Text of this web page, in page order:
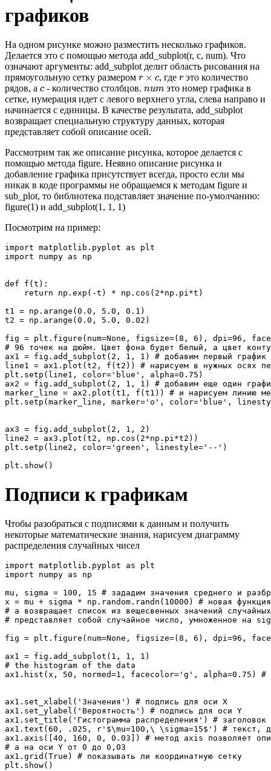
графиков
На одном рисунке можно разместить несколько графиков.
Делается это с помощью метода add_subplot(r, c, num). Что
означают аргументы: add_subplot делит область рисования на
прямоугольную сетку размером r × c
r×c , гдеr
r это количество
рядов, а c
c - количество столбцов. num
num это номер графика в
сетке, нумерация идет с левого верхнего угла, слева направо и
начинается с единицы. В качестве результата, add_subplot
возвращает специальную структуру данных, которая
представляет собой описание осей.
Рассмотрим так же описание рисунка, которое делается с
помощью метода figure. Неявно описание рисунка и
добавление графика присутствует всегда, просто если мы
никак в коде программы не обращаемся к методам figure и
sub_plot, то библиотека подставляет значение по-умолчанию:
figure(1) и add_subplot(1, 1, 1)
Посмотрим на пример:
import matplotlib. pyplot as
import numpy as np
def f ( t ) :
return np. exp ( -t ) * np. cos ( 2*np. pi*t )
t1 = np. arange ( 0.0 , 5.0 , 0.1 )
t2 = np. arange ( 0.0 , 5.0 , 0.02 )
fig = plt. figure ( num=None , figsize=( 8 , 6 ) , dpi=96 ,
# 96 точек на дюйм. Цвет фона будет белый, а цвет
ax1 = fig. add_subplot ( 2 , 1 , 1 )
# добавим первый
line1 = ax1. plot ( t2 , f ( t2 ) )
# нарисуем в нужных осях
plt. setp ( line1 , color= 'blue' , alpha=0.75 )
ax2 = fig. add_subplot ( 2 , 1 , 1 )
# добавим еще один
marker_line = ax2. plot ( t1 , f ( t1 ) )
# и нарисуем линию
plt. setp ( marker_line , marker= 'o' , color= 'blue' ,
ax3 = fig. add_subplot ( 2 , 1 , 2 )
line2 = ax3. plot ( t2 , np. cos ( 2*np. pi*t2 ) )
plt. setp ( line2 , color= 'green' , linestyle= '--' )
plt. show( )
Подписи к графикам
Чтобы разобраться с подписями к данным и получить
некоторые математические знания, нарисуем диаграмму
распределения случайных чисел
import matplotlib. pyplot as
import numpy as np
mu , sigma = 100 , 15 # зададим значения среднего и
x = mu + sigma * np. random . randn ( 10000 )
# новая
# а возвращает список из вещесвенных значений
# представляет собой случайное число, умноженное на
fig = plt. figure ( num=None , figsize=( 8 , 6 ) , dpi=96 ,
ax1 = fig. add_subplot ( 1 , 1 , 1 )
# the histogram of the data
ax1. hist ( x , 50 , normed=1 , facecolor= 'g' , alpha=0.75 ) #
ax1. set_xlabel ( 'Значения' )
# подпись для оси Х
ax1. set_ylabel ( 'Вероятность' )
# подпись для оси Y
ax1. set_title ( 'Гистограмма распределения' )
# заголовок
ax1. text ( 60 , .025 , r '$\mu=100, \ \sigma=15$' )
# текст,
ax1. axis ( 40 , 160 , 0 , 0.03 )
# метод axis позволяет
# а на оси Y от 0 до 0,03
ax1. grid ( True )
# показывать ли координатную сетку
plt. show( )